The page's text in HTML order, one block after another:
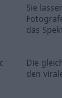
Sie
das
Die
den